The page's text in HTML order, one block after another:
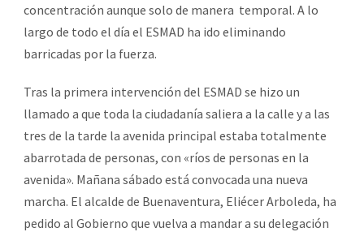
concentración aunque solo de manera temporal. A lo
largo de todo el día el ESMAD ha ido eliminando
barricadas por la fuerza.
Tras la primera intervención del ESMAD se hizo un
llamado a que toda la ciudadanía saliera a la calle y a las
tres de la tarde la avenida principal estaba totalmente
abarrotada de personas, con «ríos de personas en la
avenida». Mañana sábado está convocada una nueva
marcha. El alcalde de Buenaventura, Eliécer Arboleda, ha
pedido al Gobierno que vuelva a mandar a su delegación